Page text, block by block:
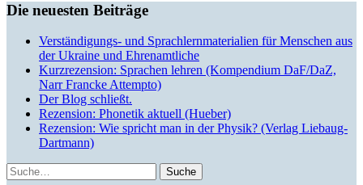
Die neuesten Beiträge
Verständigungs- und Sprachlernmaterialien für Menschen aus
der Ukraine und Ehrenamtliche
Kurzrezension: Sprachen lehren (Kompendium DaF/DaZ,
Narr Francke Attempto)
Der Blog schließt.
Rezension: Phonetik aktuell (Hueber)
Rezension: Wie spricht man in der Physik? (Verlag Liebaug-
Dartmann)
Suche